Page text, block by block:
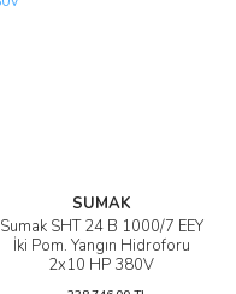
SUMAK
Sumak SHT 24 B 1000/7 EEY
İki Pom. Yangın Hidroforu
2x10 HP 380V